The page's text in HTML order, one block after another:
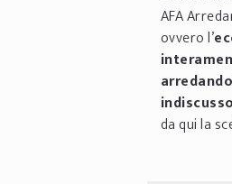
AFA
ovvero l’
indiscusso
da qui la